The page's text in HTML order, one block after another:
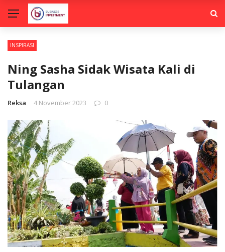
INSPIRASI
Ning Sasha Sidak Wisata Kali di
Tulangan
Reksa 4 November 2023 0